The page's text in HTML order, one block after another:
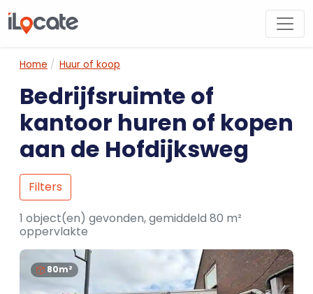
Home Huur of koop
Bedrijfsruimte of
kantoor huren of kopen
aan de Hofdijksweg
Filters
1 object(en) gevonden, gemiddeld 80 m²
oppervlakte
80m²